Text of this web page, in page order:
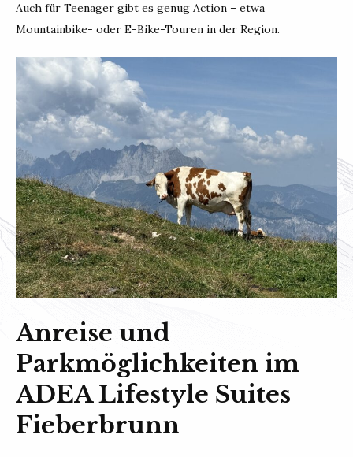
Auch für Teenager gibt es genug Action – etwa
Mountainbike- oder E-Bike-Touren in der Region.
Anreise und
Parkmöglichkeiten im
ADEA Lifestyle Suites
Fieberbrunn